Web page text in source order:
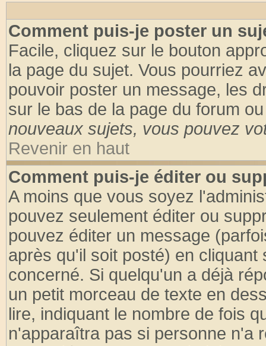
Comment puis-je poster un
Facile, cliquez sur le bouton
la page du sujet. Vous pourriez
pouvoir poster un message, les
sur le bas de la page du forum
nouveaux sujets, vous pouvez
Revenir en haut
Comment puis-je éditer ou
A moins que vous soyez
pouvez seulement éditer ou
pouvez éditer un message
après qu'il soit posté) en
concerné. Si quelqu'un a déjà
un petit morceau de texte en
lire, indiquant le nombre de fois
n'apparaîtra pas si personne n'a